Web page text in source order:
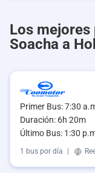
Los
Soacha a
Primer Bus: 7:30
Duración: 6h 20m
Último Bus: 1:30
1 bus por día